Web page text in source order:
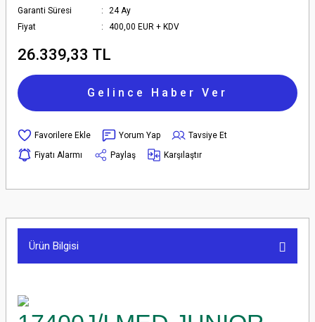
Garanti Süresi
24 Ay
Fiyat
400,00 EUR + KDV
26.339,33 TL
Gelince Haber Ver
Yorum Yap
Tavsiye Et
Fiyatı Alarmı
Paylaş Karşılaştır
Ürün Bilgisi